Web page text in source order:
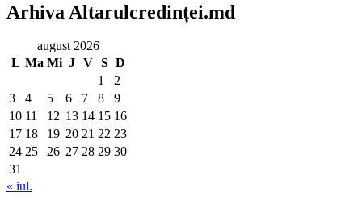
Arhiva Altarulcredinței.md
august 2026
L Ma Mi J V S D
1
2
3
4 5 6 7 8
9
10 11 12 13 14 15 16
17 18 19 20 21 22 23
24 25 26 27 28 29 30
31
« iul.